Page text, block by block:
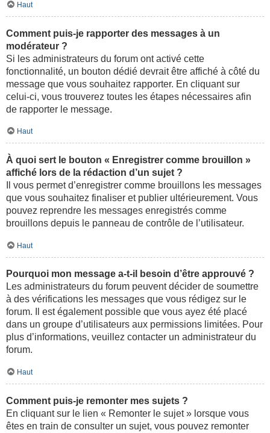
Haut
Comment puis-je rapporter des messages à un
modérateur ?
Si les administrateurs du forum ont activé cette
fonctionnalité, un bouton dédié devrait être affiché à côté du
message que vous souhaitez rapporter. En cliquant sur
celui-ci, vous trouverez toutes les étapes nécessaires afin
de rapporter le message.
Haut
À quoi sert le bouton « Enregistrer comme brouillon »
affiché lors de la rédaction d’un sujet ?
Il vous permet d’enregistrer comme brouillons les messages
que vous souhaitez finaliser et publier ultérieurement. Vous
pouvez reprendre les messages enregistrés comme
brouillons depuis le panneau de contrôle de l’utilisateur.
Haut
Pourquoi mon message a-t-il besoin d’être approuvé ?
Les administrateurs du forum peuvent décider de soumettre
à des vérifications les messages que vous rédigez sur le
forum. Il est également possible que vous ayez été placé
dans un groupe d’utilisateurs aux permissions limitées. Pour
plus d’informations, veuillez contacter un administrateur du
forum.
Haut
Comment puis-je remonter mes sujets ?
En cliquant sur le lien « Remonter le sujet » lorsque vous
êtes en train de consulter un sujet, vous pouvez remonter